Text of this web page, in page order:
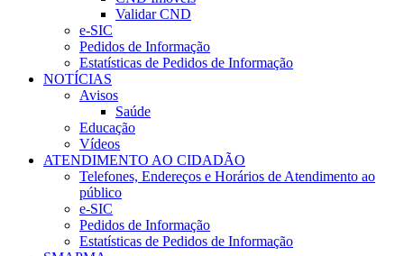
Validar CND
e-SIC
Pedidos de Informação
Estatísticas de Pedidos de Informação
NOTÍCIAS
Avisos
Saúde
Educação
Vídeos
ATENDIMENTO AO CIDADÃO
Telefones, Endereços e Horários de Atendimento ao
público
e-SIC
Pedidos de Informação
Estatísticas de Pedidos de Informação